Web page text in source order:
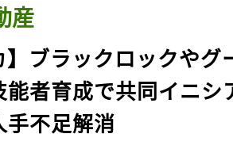
産
】ブラックロックやグ
能者育成で共同イニシ
手不足解消